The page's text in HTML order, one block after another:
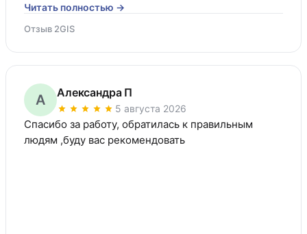
Читать полностью →
Отзыв 2GIS
А Александра П
5 августа 2026
Спасибо за работу, обратилась к правильным
людям ,буду вас рекомендовать